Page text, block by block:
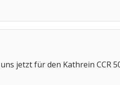
jetzt für den Kathrein CCR